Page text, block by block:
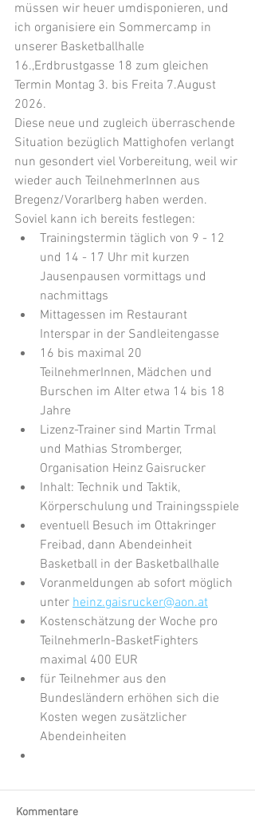
müssen wir heuer umdisponieren, und
ich organisiere ein Sommercamp in
unserer Basketballhalle
16.,Erdbrustgasse 18 zum gleichen
Termin Montag 3. bis Freita 7.August
2026.
Diese neue und zugleich überraschende
Situation bezüglich Mattighofen verlangt
nun gesondert viel Vorbereitung, weil wir
wieder auch TeilnehmerInnen aus
Bregenz/Vorarlberg haben werden.
Soviel kann ich bereits festlegen:
Trainingstermin täglich von 9 - 12
und 14 - 17 Uhr mit kurzen
Jausenpausen vormittags und
nachmittags
Mittagessen im Restaurant
Interspar in der Sandleitengasse
16 bis maximal 20
TeilnehmerInnen, Mädchen und
Burschen im Alter etwa 14 bis 18
Jahre
Lizenz-Trainer sind Martin Trmal
und Mathias Stromberger,
Organisation Heinz Gaisrucker
Inhalt: Technik und Taktik,
Körperschulung und Trainingsspiele
eventuell Besuch im Ottakringer
Freibad, dann Abendeinheit
Basketball in der Basketballhalle
Voranmeldungen ab sofort möglich
unter heinz.gaisrucker@aon.at
Kostenschätzung der Woche pro
TeilnehmerIn-BasketFighters
maximal 400 EUR
für Teilnehmer aus den
Bundesländern erhöhen sich die
Kosten wegen zusätzlicher
Abendeinheiten
Kommentare